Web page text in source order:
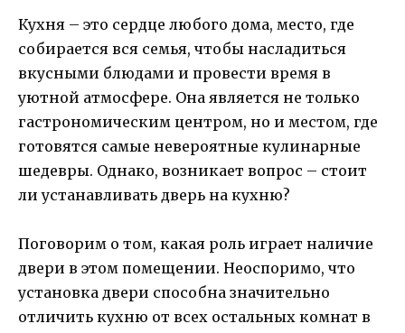
Кухня – это сердце любого дома, место, где
собирается вся семья, чтобы насладиться
вкусными блюдами и провести время в
уютной атмосфере. Она является не только
гастрономическим центром, но и местом, где
готовятся самые невероятные кулинарные
шедевры. Однако, возникает вопрос – стоит
ли устанавливать дверь на кухню?
Поговорим о том, какая роль играет наличие
двери в этом помещении. Неоспоримо, что
установка двери способна значительно
отличить кухню от всех остальных комнат в